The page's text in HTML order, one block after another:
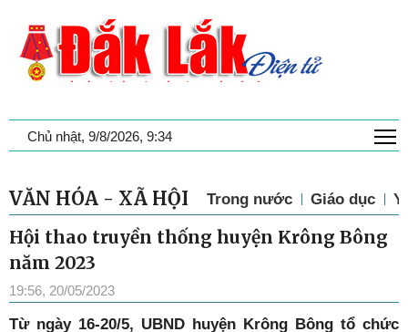
Chủ nhật, 9/8/2026, 9:34
VĂN HÓA - XÃ HỘI Trong nước Giáo dục Y
Hội thao truyền thống huyện Krông Bông
năm 2023
19:56, 20/05/2023
Từ ngày 16-20/5, UBND huyện Krông Bông tổ chức